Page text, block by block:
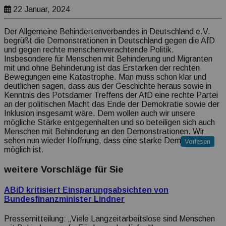
Transparenz Erklärung
22 Januar, 2024
Der Allgemeine Behindertenverbandes in Deutschland e.V.
begrüßt die Demonstrationen in Deutschland gegen die AfD
und gegen rechte menschenverachtende Politik.
Insbesondere für Menschen mit Behinderung und Migranten
mit und ohne Behinderung ist das Erstarken der rechten
Bewegungen eine Katastrophe. Man muss schon klar und
deutlichen sagen, dass aus der Geschichte heraus sowie in
Kenntnis des Potsdamer Treffens der AfD eine rechte Partei
an der politischen Macht das Ende der Demokratie sowie der
Inklusion insgesamt wäre. Dem wollen auch wir unsere
mögliche Stärke entgegenhalten und so beteiligen sich auch
Menschen mit Behinderung an den Demonstrationen. Wir
sehen nun wieder Hoffnung, dass eine starke Demokratie
möglich ist.
Vorlesen
weitere Vorschläge für Sie
ABiD kritisiert Einsparungsabsichten von
Bundesfinanzminister Lindner
Pressemitteilung: „Viele Langzeitarbeitslose sind Menschen